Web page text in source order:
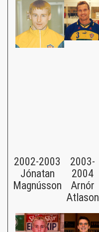
2002-2003
Jónatan
Magnússon
2003-
2004
Arnór
Atlason